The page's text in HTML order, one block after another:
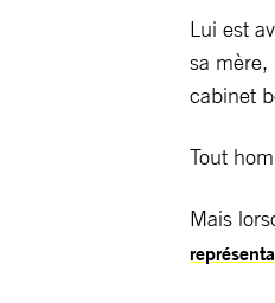
Lui est
sa mère,
cabinet
Tout
Mais